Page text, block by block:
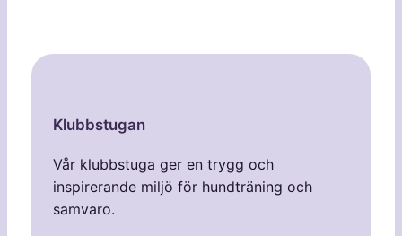
Klubbstugan
Vår klubbstuga ger en trygg och
inspirerande miljö för hundträning och
samvaro.